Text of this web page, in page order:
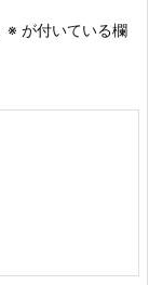
※ が付いている欄